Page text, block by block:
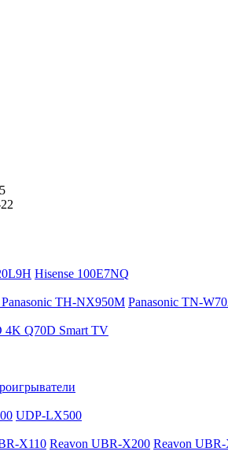
Hisense 100E7NQ
TH-NX950M Panasonic TN-
4K Q70D Smart TV
UDP-LX500
X110 Reavon UBR-X200 Reavon